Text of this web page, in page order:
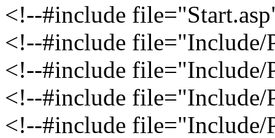
<!--#include
<!--#include file="Include/
<!--#include file="Include/
<!--#include file="Include/
<!--#include file="Include/